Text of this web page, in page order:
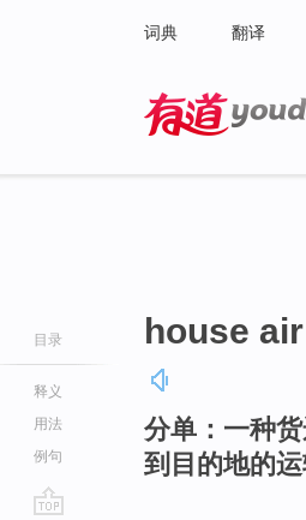
词典 翻译
目录
释义
用法
例句
house
分单：一种
到目的地的运